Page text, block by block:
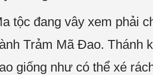
tộc đang vây xem phải
Trảm Mã Đao. Thánh
giống như có thể xé